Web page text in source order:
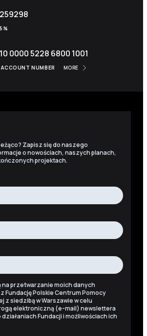
0000 5228 6800 1001
NUMBER MORE
Zapisz się do naszego
o nowościach, naszych planach,
projektach.
na przetwarzanie moich danych
Fundację Polskie Centrum Pomocy
z siedzibą w Warszawie w celu
elektroniczną (e-mail) newslettera
Fundacji i możliwościach ich